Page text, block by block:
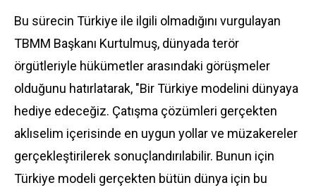
Bu sürecin Türkiye ile ilgili olmadığını vurgulayan
TBMM Başkanı Kurtulmuş, dünyada terör
örgütleriyle hükümetler arasındaki görüşmeler
olduğunu hatırlatarak, "Bir Türkiye modelini dünyaya
hediye edeceğiz. Çatışma çözümleri gerçekten
aklıselim içerisinde en uygun yollar ve müzakereler
gerçekleştirilerek sonuçlandırılabilir. Bunun için
Türkiye modeli gerçekten bütün dünya için bu